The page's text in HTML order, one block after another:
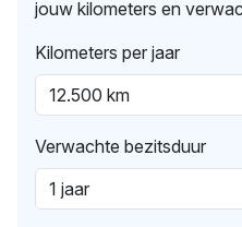
jouw kilometers en
Kilometers per jaar
Verwachte bezitsduur